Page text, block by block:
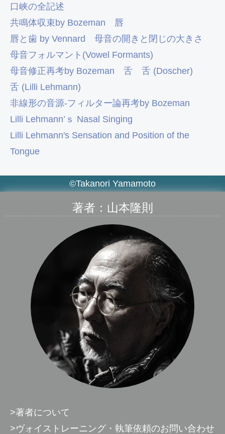
口峡の全記述
共鳴体収束by Bozeman
唇
唇と歯 by Vennard
母音の開きと閉じの大きさ
母音フォルマント(Vowel Formants)
母音修正再考by Bozeman
舌
舌 (Doscher)
舌 (Lilli Lehmann)
非線形の音源-フィルター論再考by Bozeman
Lilli Lehmann’ｓ Nasal Singing
Lilli Lehmann's Sensation and Position of the
Tongue
©Takanori Yamamoto
著者：山本隆則
>著者について
>ヴォイストレーニング・執筆依頼のお問い合わせ